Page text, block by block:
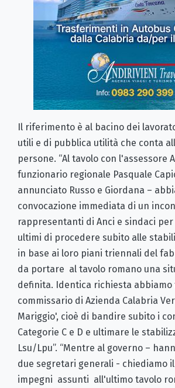
Il riferimento è al bacino dei
utili e di pubblica utilità che conta
persone. “Al tavolo con l'assessore
funzionario regionale Pasquale
annunciato Russo e Giordana –
convocazione immediata di un
rappresentanti di Anci e sindaci
ultimi di procedere subito alle
in base ai loro piani triennali del
da portare al tavolo romano una
definita. Identica richiesta
commissario di Azienda Calabria
Mariggio', cioè di bandire subito i
Categorie C e D e ultimare le
Lsu/Lpu”. “Mentre al governo –
due segretari generali - chiediamo
impegni assunti all'ultimo tavolo